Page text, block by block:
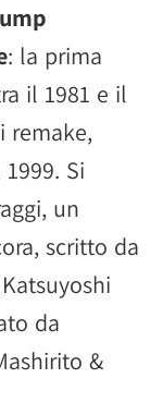
: la prima
il 1981 e il
remake,
Si
un
scritto da
da
&